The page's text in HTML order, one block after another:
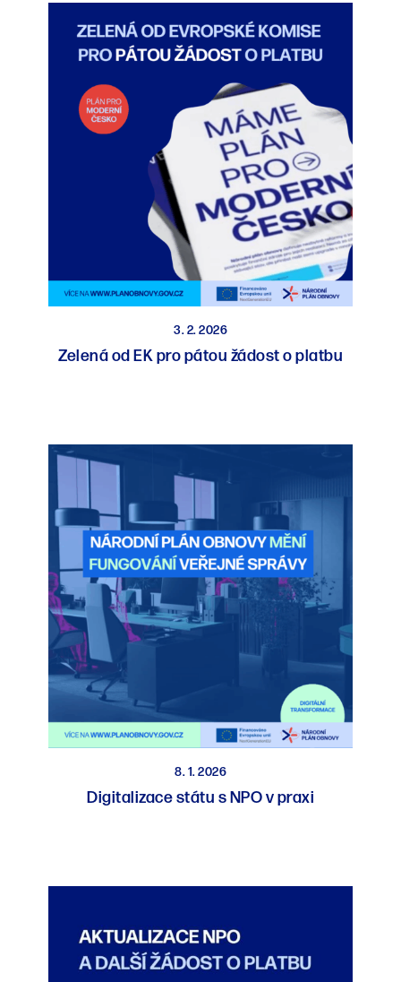
3. 2. 2026
Zelená od EK pro pátou žádost o platbu
8. 1. 2026
Digitalizace státu s NPO v praxi